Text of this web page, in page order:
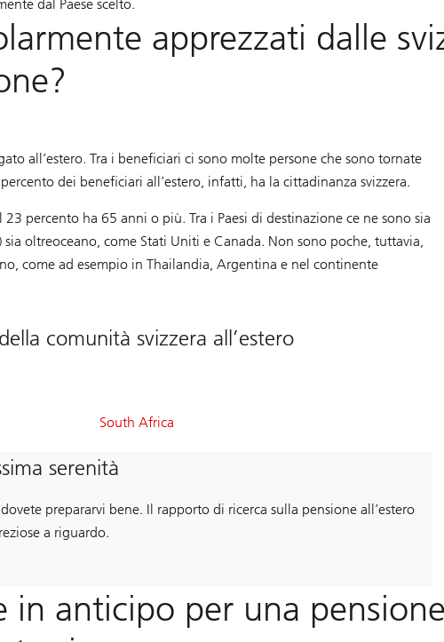
dal Paese scelto.
apprezzati dalle
all’estero. Tra i beneficiari ci sono molte persone che sono tornate
dei beneficiari all’estero, infatti, ha la cittadinanza svizzera.
percento ha 65 anni o più. Tra i Paesi di destinazione ce ne sono sia
oltreoceano, come Stati Uniti e Canada. Non sono poche, tuttavia,
come ad esempio in Thailandia, Argentina e nel continente
comunità svizzera all’estero
%
South Africa
serenità
prepararvi bene. Il rapporto di ricerca sulla pensione all’estero
a riguardo.
in anticipo per una